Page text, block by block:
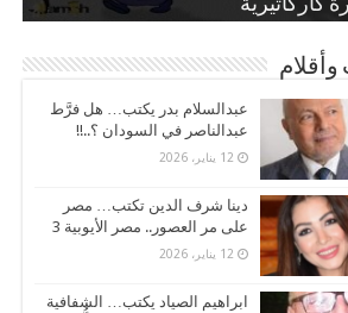
و أنواع الحشرات
بعد ارتفاع الأسعار
نسبة الطلاق في مصر
كاركاتيرية
كاركاتيرية
وأقلام
عبدالسلام بدر يكتب… هل فرَّط
عبدالناصر في السودان ؟..!!
12 يناير، 2026
دينا شرف الدين تكتب… مصر
على مر العصور.. مصر الأيوبية 3
12 يناير، 2026
ابراهيم الصياد يكتب… الشفافية